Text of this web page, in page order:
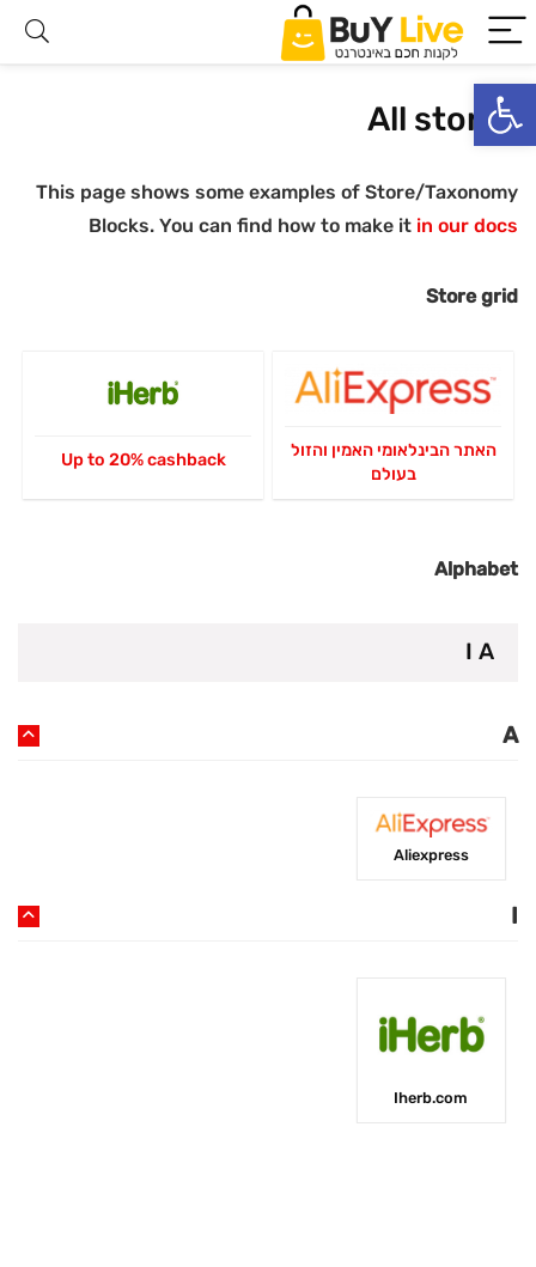
פתח סרגל נגישות
All stores
This page shows some examples of Store/Taxonomy
Blocks. You can find how to make it in our docs
Store grid
האתר הבינלאומי האמין והזול
בעולם
Up to 20% cashback
Alphabet
A
I
A
Aliexpress
I
Iherb.com